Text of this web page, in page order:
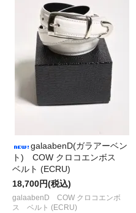
galaabenD(ガラアーベン
ト) COW クロコエンボス
ベルト (ECRU)
18,700円(税込)
galaabenD COW クロコエンボ
ス ベルト (ECRU)